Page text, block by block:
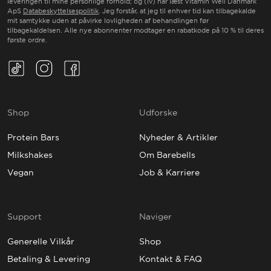
Shop
Protein Bars
Milkshakes
Vegan
Udforske
Nyheder & Artikler
Om Barebells
Job & Karriere
Support
Generelle Vilkår
Betaling & Levering
Naviger
Shop
Kontakt & FAQ
ApS Databeskyttelsespolitik . Jeg forstår, at jeg til enhver tid kan tilbagekalde
mit samtykke uden at påvirke lovligheden af behandlingen før
tilbagekaldelsen. Alle nye abonnenter modtager en rabatkode på 10 % til deres
første ordre.
TikTok(Opens in a new tab)
Instagram(Opens in a new tab)
Facebook(Opens in a new tab)